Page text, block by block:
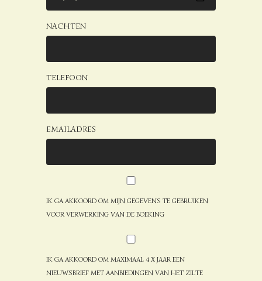
NACHTEN
TELEFOON
EMAILADRES
IK GA AKKOORD OM MIJN GEGEVENS TE GEBRUIKEN
VOOR VERWERKING VAN DE BOEKING
IK GA AKKOORD OM MAXIMAAL 4 X JAAR EEN
NIEUWSBRIEF MET AANBIEDINGEN VAN HET ZILTE